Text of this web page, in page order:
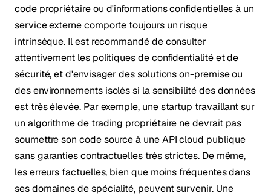
code propriétaire ou d'informations confidentielles à un
service externe comporte toujours un risque
intrinsèque. Il est recommandé de consulter
attentivement les politiques de confidentialité et de
sécurité, et d'envisager des solutions on-premise ou
des environnements isolés si la sensibilité des données
est très élevée. Par exemple, une startup travaillant sur
un algorithme de trading propriétaire ne devrait pas
soumettre son code source à une API cloud publique
sans garanties contractuelles très strictes. De même,
les erreurs factuelles, bien que moins fréquentes dans
ses domaines de spécialité, peuvent survenir. Une